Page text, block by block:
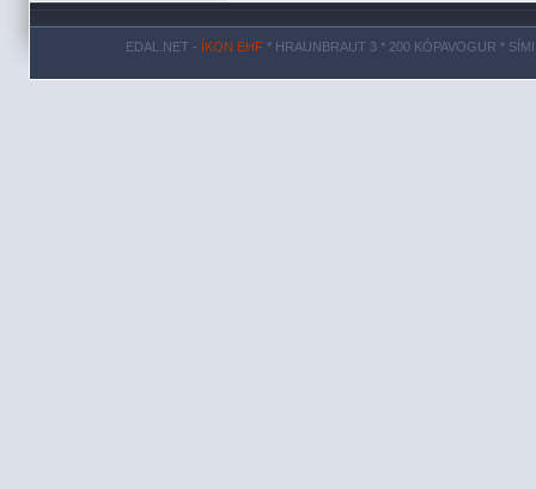
EDAL.NET - ÍKON EHF* HRAUNBRAUT 3 * 200 KÓPAVOGUR *